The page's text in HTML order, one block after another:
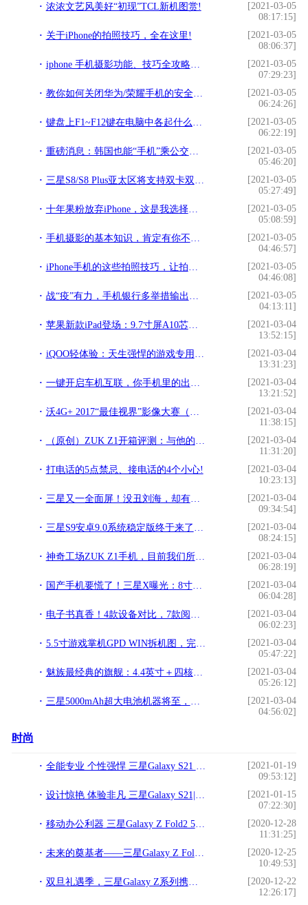
浓浓文艺风美好“初现”TCL新机图赏!
[2021-03-05
08:17:15]
关于iPhone的拍照技巧，全在这里!
[2021-03-05
08:06:37]
iphone 手机摄影功能、技巧全攻略｜想拍好，先了解！!
[2021-03-05
07:29:23]
教你如何关闭华为/荣耀手机的安全键盘!
[2021-03-05
06:24:26]
键盘上F1~F12键在电脑中各起什么作用，你都会用吗？!
[2021-03-05
06:22:19]
重磅消息：韩国也能“手机”乘公交地铁了!
[2021-03-05
05:46:20]
三星S8/S8 Plus亚太区将支持双卡双待功能!
[2021-03-05
05:27:49]
十年果粉放弃iPhone，这是我选择华为Mate20 Pro的几个理由!
[2021-03-05
05:08:59]
手机摄影的基本知识，肯定有你不知道的！!
[2021-03-05
04:46:57]
iPhone手机的这些拍照技巧，让拍照更像是在拍大片！值得你收藏!
[2021-03-05
04:46:08]
战“疫”有力，手机银行多举措输出金融及疫情防护服务!
[2021-03-05
04:13:11]
苹果新款iPad登场：9.7寸屏A10芯，价格更亲民!
[2021-03-04
13:52:15]
iQOO轻体验：天生强悍的游戏专用手机!
[2021-03-04
13:31:23]
一键开启车机互联，你手机里的出行管家!
[2021-03-04
13:21:52]
沃4G+ 2017“最佳视界”影像大赛（主题：年轻就要有型有摄）网络票选揭晓!
[2021-03-04
11:38:15]
（原创）ZUK Z1开箱评测：与他的相见不晚!
[2021-03-04
11:31:20]
打电话的5点禁忌、接电话的4个小心!
[2021-03-04
10:23:13]
三星又一全面屏！没丑刘海，却有丑下巴，网友：颜值还不如苹果X!
[2021-03-04
09:34:54]
三星S9安卓9.0系统稳定版终于来了，官方时间表发布!
[2021-03-04
08:24:15]
神奇工场ZUK Z1手机，目前我们所知道的一切!
[2021-03-04
06:28:19]
国产手机要慌了！三星X曝光：8寸屏/4K分辨率/三块屏幕/可折叠!
[2021-03-04
06:04:28]
电子书真香！4款设备对比，7款阅读软件推荐。!
[2021-03-04
06:02:23]
5.5寸游戏掌机GPD WIN拆机图，完全就是一台笔记本啊！!
[2021-03-04
05:47:22]
魅族最经典的旗舰：4.4英寸＋四核，超美开机！感动!
[2021-03-04
05:26:12]
三星5000mAh超大电池机器将至，或为全新M系列？!
[2021-03-04
04:56:02]
时尚
全能专业 个性强悍 三星Galaxy S21 5G系列及生态新品中国发布
[2021-01-19
09:53:12]
设计惊艳 体验非凡 三星Galaxy S21|S21+ 5G尽情释放每刻魅力
[2021-01-15
07:22:30]
移动办公利器 三星Galaxy Z Fold2 5G助力高效人生
[2020-12-28
11:31:25]
未来的奠基者——三星Galaxy Z Fold2 5G刷新行业高度
[2020-12-25
10:49:53]
双旦礼遇季，三星Galaxy Z系列携多重福利来袭
[2020-12-22
12:26:17]